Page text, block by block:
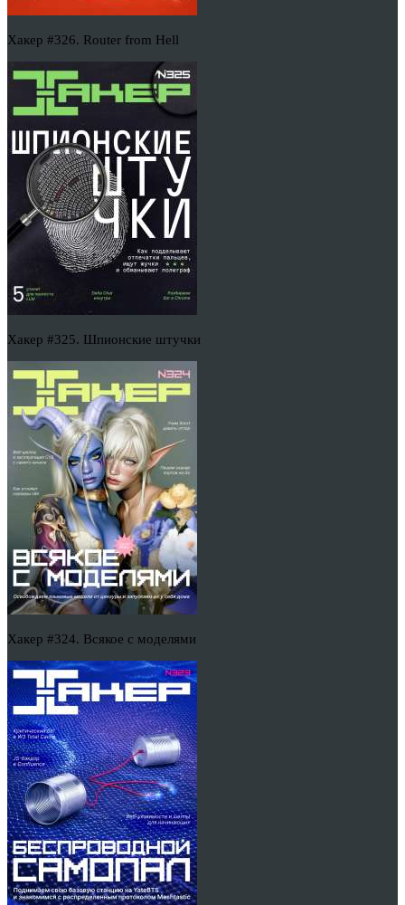
Хакер #326. Router from Hell
Хакер #325. Шпионские штучки
Хакер #324. Всякое с моделями